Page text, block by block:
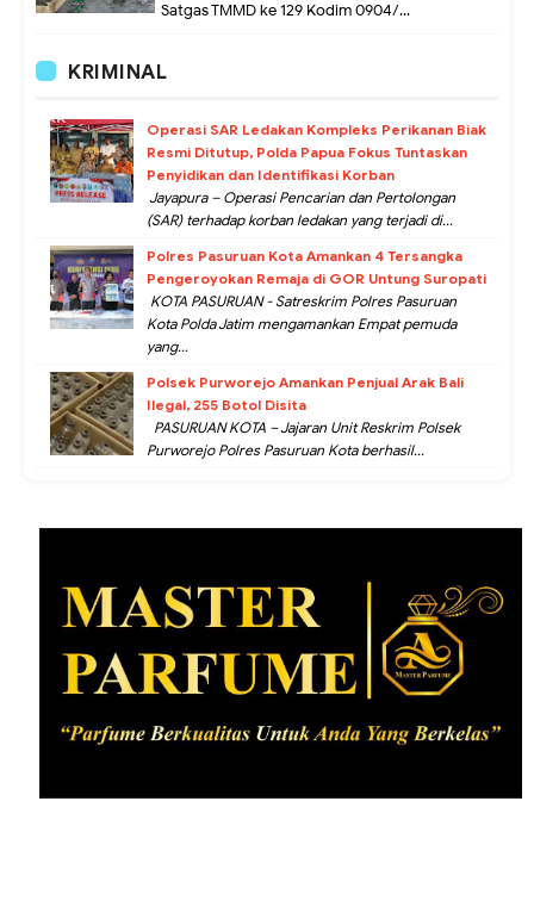
Satgas TMMD ke 129 Kodim 0904/...
KRIMINAL
Operasi SAR Ledakan Kompleks Perikanan Biak
Resmi Ditutup, Polda Papua Fokus Tuntaskan
Penyidikan dan Identifikasi Korban
Jayapura – Operasi Pencarian dan Pertolongan
(SAR) terhadap korban ledakan yang terjadi di...
Polres Pasuruan Kota Amankan 4 Tersangka
Pengeroyokan Remaja di GOR Untung Suropati
KOTA PASURUAN - Satreskrim Polres Pasuruan
Kota Polda Jatim mengamankan Empat pemuda
yang...
Polsek Purworejo Amankan Penjual Arak Bali
Ilegal, 255 Botol Disita
PASURUAN KOTA – Jajaran Unit Reskrim Polsek
Purworejo Polres Pasuruan Kota berhasil...